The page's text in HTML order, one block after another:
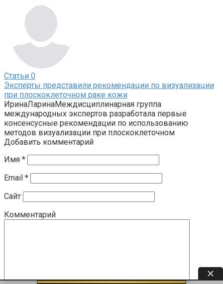
Статьи 0
Эксперты представили рекомендации по визуализации
при плоскоклеточном раке кожи
ИринаЛаринаМеждисциплинарная группа
международных экспертов разработала первые
консенсусные рекомендации по использованию
методов визуализации при плоскоклеточном
Добавить комментарий
Имя *
Email *
Сайт
Комментарий